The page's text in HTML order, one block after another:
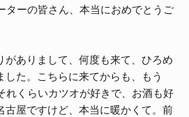
ターの皆さん、本当におめでとうご
がありまして、何度も来て、ひろめ
た。こちらに来てからも、もう
れくらいカツオが好きで、お酒も好
古屋ですけど、本当に暖かくて。前